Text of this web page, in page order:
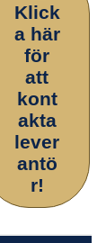
Klick
a här
för
att
kont
akta
lever
antö
r!